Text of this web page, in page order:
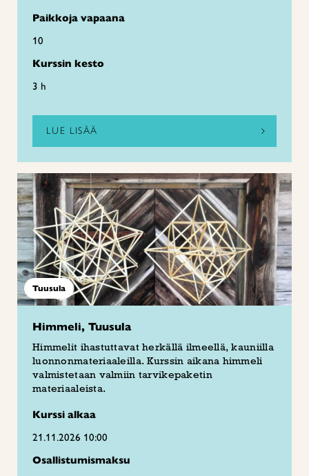
Paikkoja vapaana
10
Kurssin kesto
3 h
LUE LISÄÄ
Tuusula
Himmeli, Tuusula
Himmelit ihastuttavat herkällä ilmeellä, kauniilla
luonnonmateriaaleilla. Kurssin aikana himmeli
valmistetaan valmiin tarvikepaketin
materiaaleista.
Kurssi alkaa
21.11.2026 10:00
Osallistumismaksu